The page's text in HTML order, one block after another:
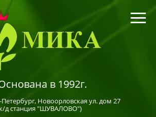
в 1992г.
, Новоорловская ул. дом 27
д станция "ШУВАЛОВО")